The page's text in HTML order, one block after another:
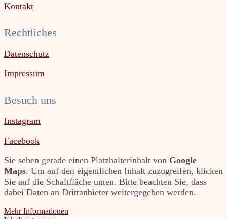
Kontakt
Rechtliches
Datenschutz
Impressum
Besuch uns
Instagram
Facebook
Sie sehen gerade einen Platzhalterinhalt von Google
Maps. Um auf den eigentlichen Inhalt zuzugreifen, klicken
Sie auf die Schaltfläche unten. Bitte beachten Sie, dass
dabei Daten an Drittanbieter weitergegeben werden.
Mehr Informationen